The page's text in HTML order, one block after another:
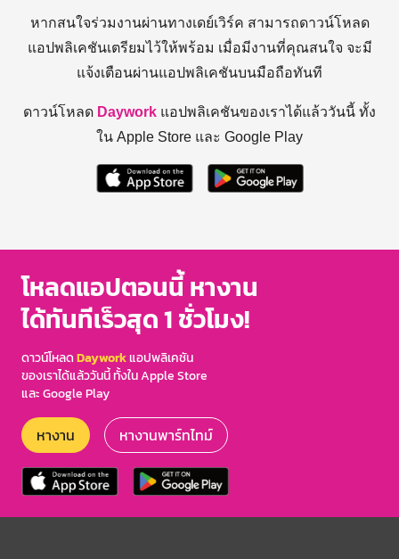
หากสนใจร่วมงานผ่านทางเดย์เวิร์ค สามารถดาวน์โหลด
แอปพลิเคชันเตรียมไว้ให้พร้อม เมื่อมีงานที่คุณสนใจ จะมี
แจ้งเตือนผ่านแอปพลิเคชันบนมือถือทันที
ดาวน์โหลด Daywork แอปพลิเคชันของเราได้แล้ววันนี้ ทั้ง
ใน Apple Store และ Google Play
โหลดแอปตอนนี้ หางาน
ได้ทันทีเร็วสุด 1 ชั่วโมง!
ดาวน์โหลดDayworkแอปพลิเคชัน
ของเราได้แล้ววันนี้ ทั้งใน Apple Store
และ Google Play
หางาน หางานพาร์ทไทม์